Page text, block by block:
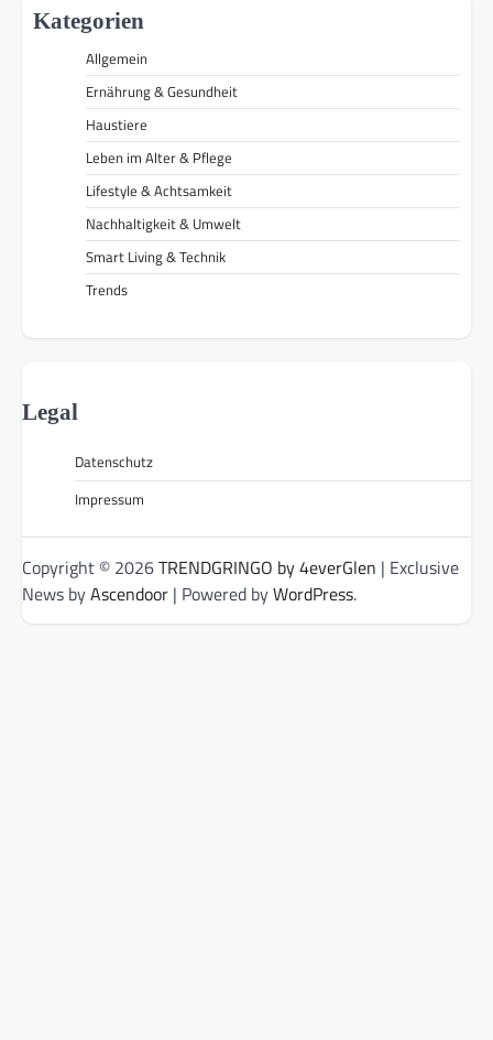
Kategorien
Allgemein
Ernährung & Gesundheit
Haustiere
Leben im Alter & Pflege
Lifestyle & Achtsamkeit
Nachhaltigkeit & Umwelt
Smart Living & Technik
Trends
Legal
Datenschutz
Impressum
Copyright © 2026TRENDGRINGO by 4everGlen | Exclusive
News byAscendoor | Powered byWordPress.